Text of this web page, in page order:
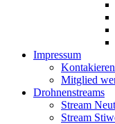
Impressum
Mitglied
Drohnenstreams
Stream
Stream